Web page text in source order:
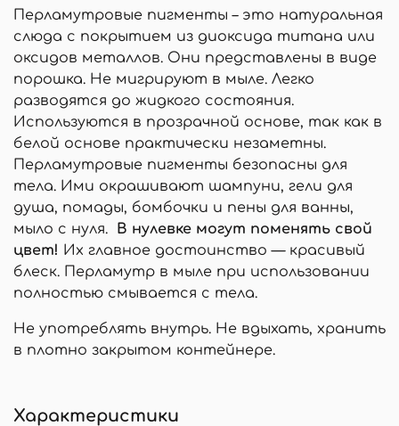
Перламутровые пигменты – это натуральная
слюда с покрытием из диоксида титана или
оксидов металлов. Они представлены в виде
порошка. Не мигрируют в мыле. Легко
разводятся до жидкого состояния.
Используются в прозрачной основе, так как в
белой основе практически незаметны.
Перламутровые пигменты безопасны для
тела. Ими окрашивают шампуни, гели для
душа, помады, бомбочки и пены для ванны,
мыло с нуля. В нулевке могут поменять свой
цвет! Их главное достоинство — красивый
блеск. Перламутр в мыле при использовании
полностью смывается с тела.
Не употреблять внутрь. Не вдыхать, хранить
в плотно закрытом контейнере.
Характеристики